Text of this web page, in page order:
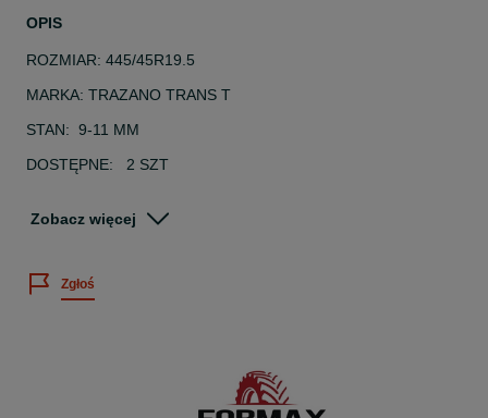
Pojazd
Szerokość
OPIS
ROZMIAR: 445/45R19.5
MARKA: TRAZANO TRANS T
STAN: 9-11 MM
DOSTĘPNE: 2 SZT
Istnieje możliwość wysyłki lub montażu.
Każda opona przed wysłaniem sprawdzana jest ciśnieniowo.
W ofercie posiadamy bardzo dużą ilość opon.
Zobacz więcej
Zgłoś